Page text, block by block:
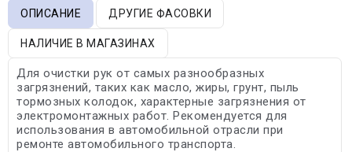
ОПИСАНИЕ ДРУГИЕ ФАСОВКИ
НАЛИЧИЕ В МАГАЗИНАХ
Для очистки рук от самых разнообразных
загрязнений, таких как масло, жиры, грунт, пыль
тормозных колодок, характерные загрязнения от
электромонтажных работ. Рекомендуется для
использования в автомобильной отрасли при
ремонте автомобильного транспорта.